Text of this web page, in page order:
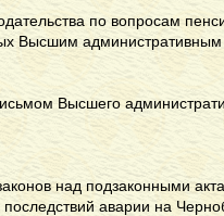
по вопросам
Высшим
Высшего
над подзаконными
последствий аварии на